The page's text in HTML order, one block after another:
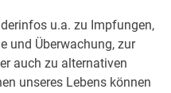
u.a. zu Impfungen,
und Überwachung, zur
auch zu alternativen
unseres Lebens können